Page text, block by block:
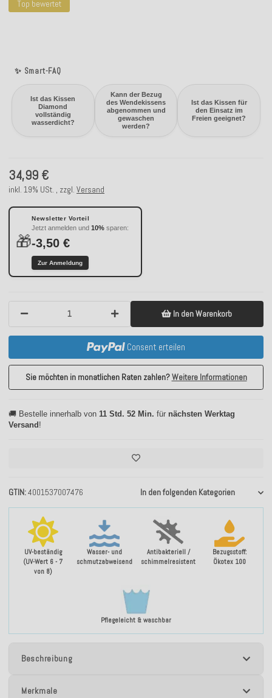
Top bewertet
✨ Smart-FAQ
Ist das Kissen
Diamond
vollständig
wasserdicht?
Kann der Bezug
des Wendekissens
abgenommen und
gewaschen
werden?
Ist das Kissen für
den Einsatz im
Freien geeignet?
UV-beständig
(UV-Wert 6 - 7
von 8)
Wasser- und
schmutzabweisend
Antibakteriell /
schimmelresistent
Bezugsstoff:
Ökotex 100
Pflegeleicht & waschbar
GTIN 4001537007476 In den folgenden Kategorien
34,99 €
inkl. 19% USt. , zzgl. Versand
🎁
Newsletter Vorteil
Jetzt anmelden und 10% sparen:
-3,50 €
Zur Anmeldung
In den Warenkorb
Consent erteilen
Sie möchten in monatlichen Raten zahlen?Weitere Informationen
🚚 Bestelle innerhalb von 11 Std. 52 Min. für nächsten Werktag
Versand!
Beschreibung
Merkmale